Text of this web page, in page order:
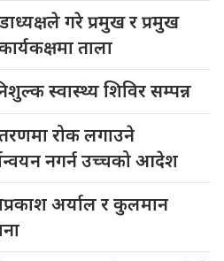
गरे प्रमुख र प्रमुख
ताला
स्वास्थ्य शिविर सम्पन्न
रोक लगाउने
नगर्न उच्चको आदेश
अर्याल र कुलमान